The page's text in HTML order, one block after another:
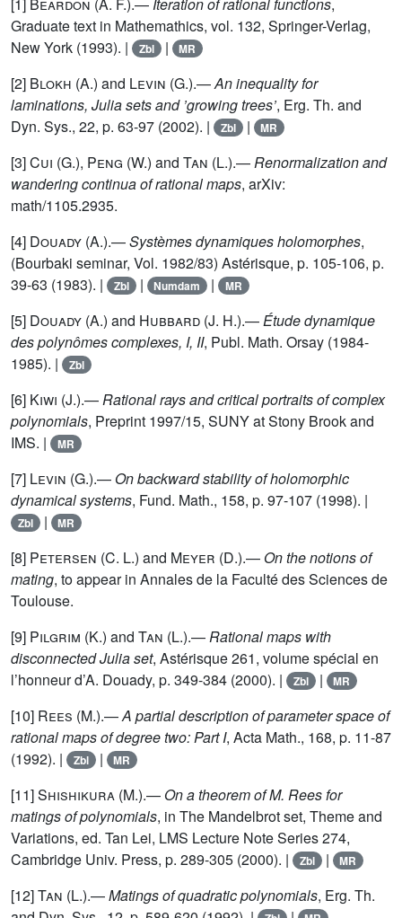
Graduate text in Mathemathics, vol. 132, Springer-Verlag,
New York (1993). |
Zbl | MR
[2] Blokh (A.) and Levin (G.).—An inequality for
laminations, Julia sets and ’growing trees’, Erg. Th. and
Dyn. Sys., 22, p. 63-97 (2002). |
Zbl | MR
[3]Cui (G.), Peng (W.) and Tan (L.).—Renormalization and
wandering continua of rational maps, arXiv:
math/1105.2935.
[4] Douady (A.).—Systèmes dynamiques holomorphes,
(Bourbaki seminar, Vol. 1982/83) Astérisque, p. 105-106, p.
39-63 (1983). |
Zbl | Numdam | MR
[5] Douady (A.) and Hubbard (J. H.).—Étude dynamique
des polynômes complexes, I, II, Publ. Math. Orsay (1984-
1985). |
Zbl
[6] Kiwi (J.).—Rational rays and critical portraits of complex
polynomials, Preprint 1997/15, SUNY at Stony Brook and
IMS. |
MR
[7] Levin (G.).— On backward stability of holomorphic
dynamical systems, Fund. Math., 158, p. 97-107 (1998). |
Zbl | MR
[8] Petersen (C. L.) and Meyer (D.).— On the notions of
mating, to appear in Annales de la Faculté des Sciences de
Toulouse.
[9] Pilgrim (K.) and Tan (L.).—Rational maps with
disconnected Julia set, Astérisque 261, volume spécial en
l’honneur d’A. Douady, p. 349-384 (2000). |
Zbl | MR
[10] Rees (M.).—A partial description of parameter space of
rational maps of degree two: Part I, Acta Math., 168, p. 11-87
(1992). |
Zbl | MR
[11]Shishikura (M.).— On a theorem of M. Rees for
matings of polynomials, in The Mandelbrot set, Theme and
Variations, ed. Tan Lei, LMS Lecture Note Series 274,
Cambridge Univ. Press, p. 289-305 (2000). |
Zbl | MR
[12]Tan (L.).—Matings of quadratic polynomials, Erg. Th.